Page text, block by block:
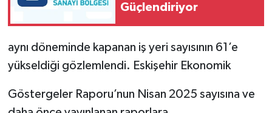
Güçlendiriyor
aynı döneminde kapanan iş yeri sayısının 61’e
yükseldiği gözlemlendi. Eskişehir Ekonomik
Göstergeler Raporu’nun Nisan 2025 sayısına ve